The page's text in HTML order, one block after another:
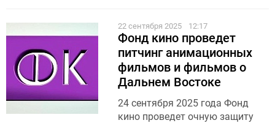
22 сентября 2025 12:17
Фонд кино проведет
питчинг анимационных
фильмов и фильмов о
Дальнем Востоке
24 сентября 2025 года Фонд
кино проведет очную защиту